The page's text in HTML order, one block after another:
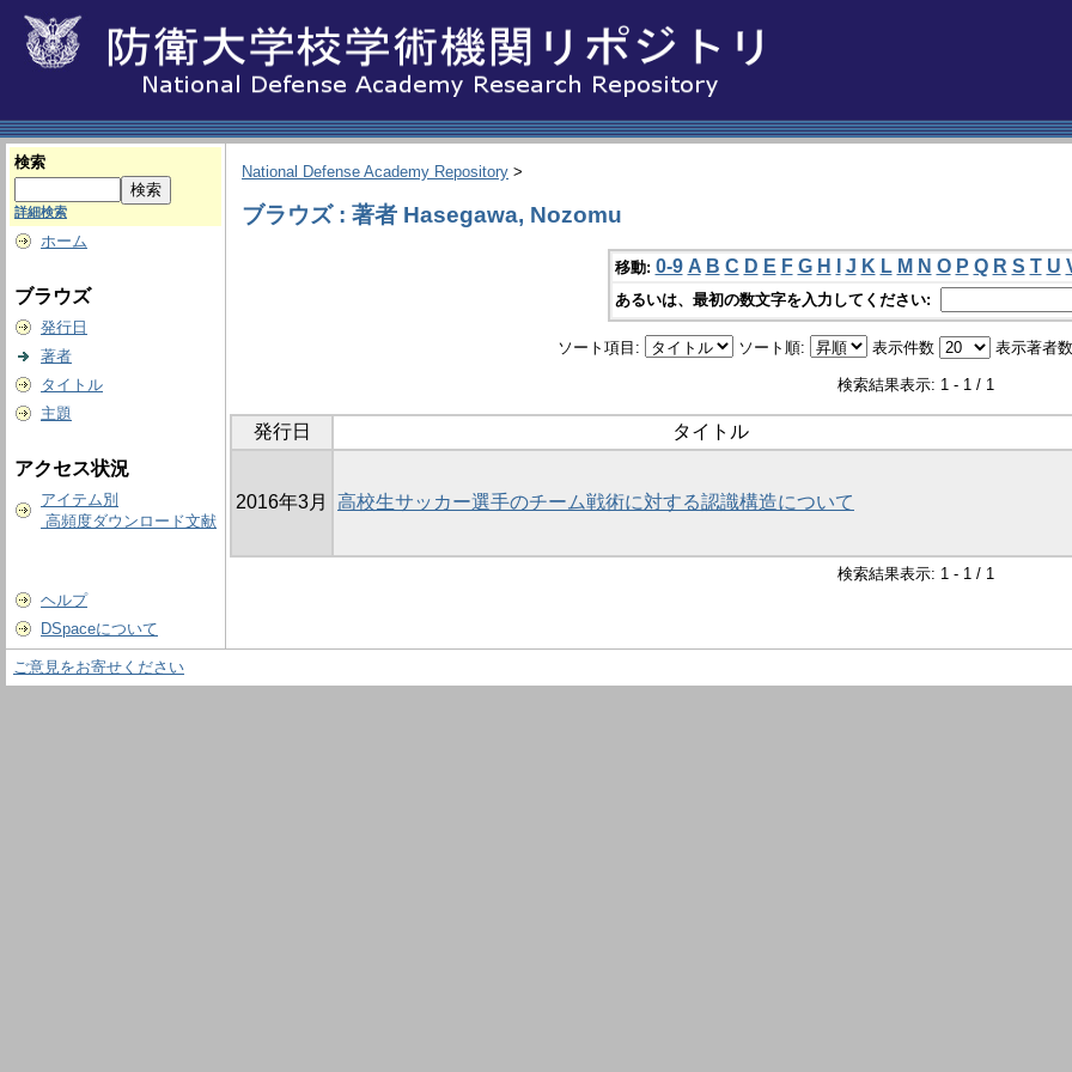
検索
詳細検索
ホーム
ブラウズ
発行日
著者
タイトル
主題
アクセス状況
アイテム別
高頻度ダウンロード文献
ヘルプ
DSpaceについて
National Defense Academy Repository >
ブラウズ : 著者 Hasegawa, Nozomu
移動: 0-9 A B C D E F G H J K L M N O P Q R S T U
あるいは、最初の数文字を入力してください:
ソート項目: ソート順: 表示件数 表示著者
検索結果表示: 1 - 1 / 1
発行日 タイトル
2016年3月 高校生サッカー選手のチーム戦術に対する認識構造について
検索結果表示: 1 - 1 / 1
ご意見をお寄せください